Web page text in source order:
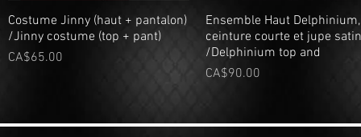
Quick View
Costume Jinny (haut + pantalon)
/Jinny costume (top + pant)
Price
CA$65.00
Quick View
Ensemble Haut Delphinium,
ceinture courte et jupe satin
/Delphinium top and
Price
CA$90.00